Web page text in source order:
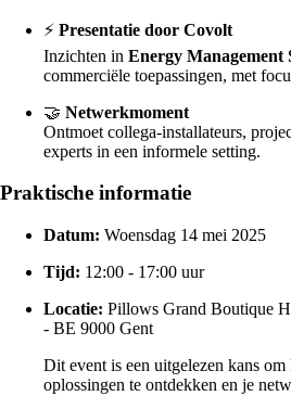
⚡ Presentatie door Covolt
Inzichten in Energy Management
commerciële toepassingen, met
🤝 Netwerkmoment
Ontmoet collega-installateurs,
experts in een informele setting.
Praktische informatie
Datum: Woensdag 14 mei 2025
Tijd: 12:00 - 17:00 uur
Locatie: Pillows Grand Boutique
- BE 9000 Gent
Dit event is een uitgelezen kans om
oplossingen te ontdekken en je